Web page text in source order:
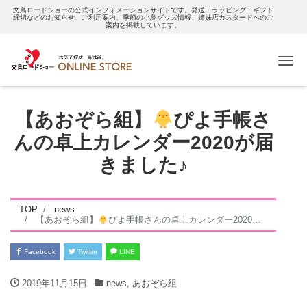
文鳥ロードショーの公式インフォメーションサイトです。発送・ラッピング・ギフト
締切などのお知らせ、ご利用案内、季節の小鳥グッズ情報、姉妹店カスタードへのご
案内を掲載しています。
【あおぞら組】
ぴよ手帳さ
んの卓上カレンダー2020が届
きました♪
TOP
news
【あおぞら組】
ぴよ手帳さんの卓上カレンダー2020が届きました♪
Facebook Twitter LINE
2019年11月15日 news あおぞら組